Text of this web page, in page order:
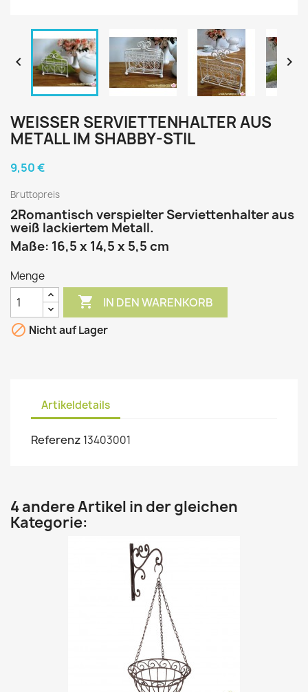
 
WEISSER SERVIETTENHALTER AUS M
ETALL IM SHABBY-STIL
9,50 €
Bruttopreis
2Romantisch verspielter Serviettenhalter aus
weiß lackiertem Metall.
Maße: 16,5 x 14,5 x 5,5 cm
Menge
 IN DEN WARENKORB
 Nicht auf Lager
Artikeldetails
Referenz 13403001
4 andere Artikel in der gleichen
Kategorie: